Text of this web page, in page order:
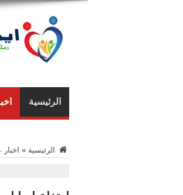
الرئيسية
الرئيسية »